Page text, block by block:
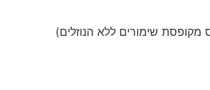
מקופסת שימורים ללא הנוזלים)